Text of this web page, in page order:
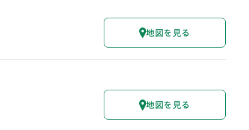
地図を見る
地図を見る